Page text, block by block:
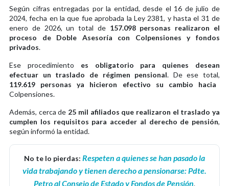
Según cifras entregadas por la entidad, desde el 16 de julio de
2024, fecha en la que fue aprobada la Ley 2381, y hasta el 31 de
enero de 2026, un total de157.098 personas realizaron el
proceso de Doble Asesoría con Colpensiones y fondos
privados.
Ese procedimiento es obligatorio para quienes desean
efectuar un traslado de régimen pensional. De ese total,
119.619 personas ya hicieron efectivo su cambio hacia
Colpensiones.
Además, cerca de 25 mil afiliados que realizaron el traslado ya
cumplen los requisitos para acceder al derecho de pensión,
según informó la entidad.
No te lo pierdas: Respeten a quienes se han pasado la
vida trabajando y tienen derecho a pensionarse: Pdte.
Petro al Consejo de Estado y Fondos de Pensión.